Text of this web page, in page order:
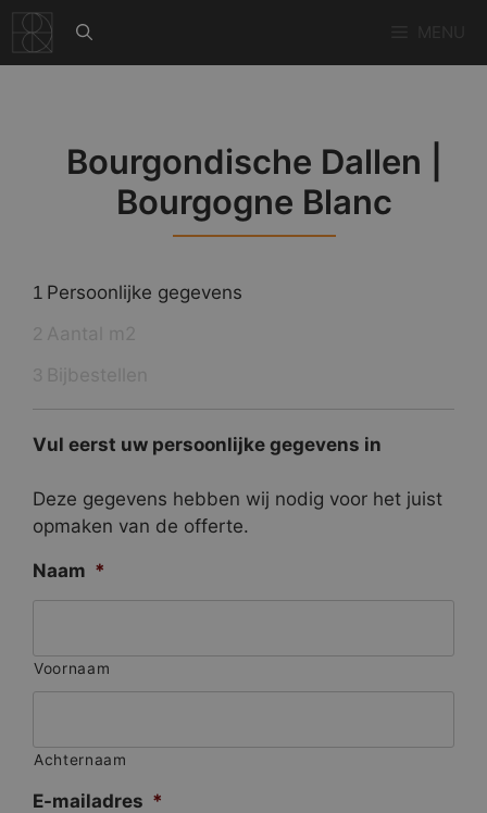
naar
de
Bourgondische Dallen |
Bourgogne Blanc
1 Persoonlijke gegevens
Vul eerst uw persoonlijke gegevens in
Deze gegevens hebben wij nodig voor het juist
opmaken van de offerte.
Naam *
Voornaam
Achternaam
E-mailadres *